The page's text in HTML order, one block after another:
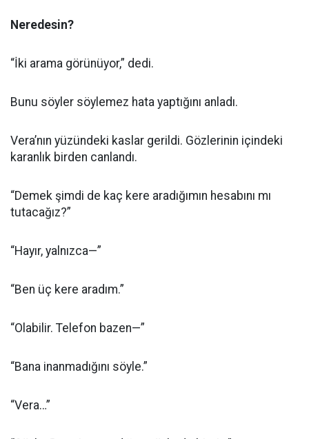
Neredesin?
“İki arama görünüyor,” dedi.
Bunu söyler söylemez hata yaptığını anladı.
Vera’nın yüzündeki kaslar gerildi. Gözlerinin içindeki
karanlık birden canlandı.
“Demek şimdi de kaç kere aradığımın hesabını mı
tutacağız?”
“Hayır, yalnızca—”
“Ben üç kere aradım.”
“Olabilir. Telefon bazen—”
“Bana inanmadığını söyle.”
“Vera…”